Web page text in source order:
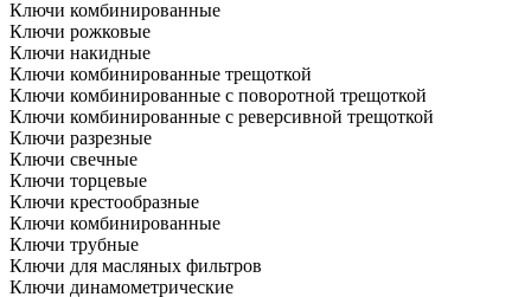
Ключи комбинированные
Ключи рожковые
Ключи накидные
Ключи комбинированные трещоткой
Ключи комбинированные с поворотной трещоткой
Ключи комбинированные с реверсивной трещоткой
Ключи разрезные
Ключи свечные
Ключи торцевые
Ключи крестообразные
Ключи комбинированные
Ключи трубные
Ключи для масляных фильтров
Ключи динамометрические